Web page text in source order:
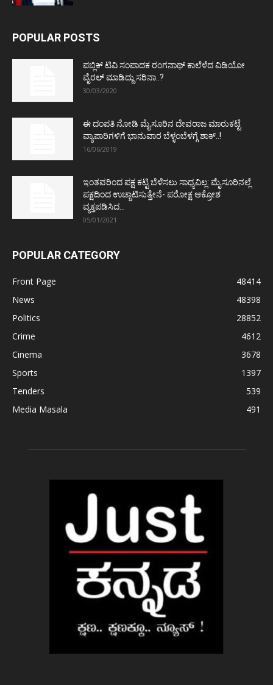
POPULAR POSTS
ಪಬ್ಲಿಕ್ ಟಿವಿ ಸಂಪಾದಕ ರಂಗನಾಥ್ ಕಾಲೆಳೆದ ವಿಡಿಯೋ
ವೈರಲ್ ಮಾಡಿದ್ದು ಸರಿನಾ..?
30/03/2020
ಈ ದಂಪತಿ ನೋಡಿ ಮೈಸೂರಿನ ದೇವರಾಜ ಮಾರುಕಟ್ಟೆ
ವ್ಯಾಪಾರಿಗಳಿಗೆ ಭಾನುವಾರ ಬೆಳ್ಳಂಬೆಳಗ್ಗೆ ಶಾಕ್..!
16/06/2019
ಇಂತವರಿಂದ ಪಕ್ಷ ಕಟ್ಟಿ ಬೆಳೆಸಲು ಸಾಧ್ಯವಿಲ್ಲ: ಮೈಸೂರಿನಲ್ಲೆ
ಪಕ್ಷದಿಂದ ಉಚ್ಚಾಟಿಸುತ್ತೇನೆ- ಪರೋಕ್ಷ ಆಕ್ರೋಶ
ವ್ಯಕ್ತಪಡಿಸಿದ...
05/01/2021
POPULAR CATEGORY
Front Page
48414
News
48398
Politics
28852
Crime
4612
Cinema
3678
Sports
1397
Tenders
539
Media Masala
491